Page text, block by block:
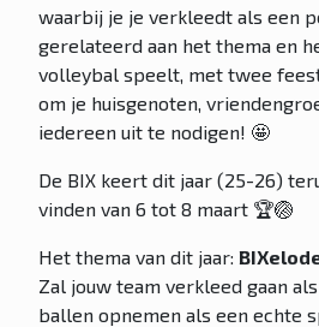
waarbij je je verkleedt als een
gerelateerd aan het thema en
volleybal speelt, met twee
om je huisgenoten,
iedereen uit te nodigen! 🤩
De BIX keert dit jaar (25-26)
vinden van 6 tot 8 maart 🏆🏐
Het thema van dit jaar:
Zal jouw team verkleed gaan
ballen opnemen als een echte